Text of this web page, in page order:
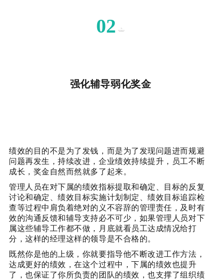
02
强化辅导弱化奖金
绩效的目的不是为了发钱，而是为了发现问题进而规避
问题再发生，持续改进，企业绩效持续提升，员工不断
成长，奖金自然而然就多了起来。
管理人员在对下属的绩效指标提取和确定、目标的反复
讨论和确定、绩效目标实施计划制定、绩效目标追踪检
查等过程中肩负着绝对的义不容辞的管理责任，及时有
效的沟通反馈和辅导支持必不可少，如果管理人员对下
属这些辅导工作都不做，月底就看员工达成情况给打
分，这样的经理这样的领导是不合格的。
既然你是他的上级，你就要指导他不断改进工作方法，
达成更好的绩效，在这个过程中，下属的绩效也提升
了，也保证了你所负责的团队的绩效，也支撑了组织绩